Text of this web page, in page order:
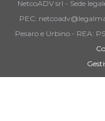
NetcoADV srl - Sede
PEC:
Pesaro e Urbino - REA: